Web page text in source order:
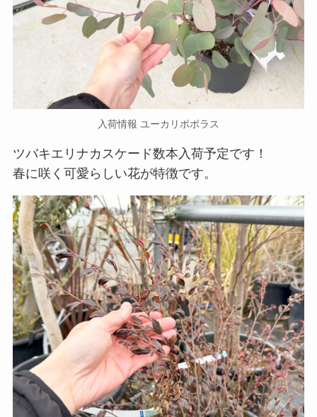
入荷情報 ユーカリポポラス
ツバキエリナカスケード数本入荷予定です！
春に咲く可愛らしい花が特徴です。